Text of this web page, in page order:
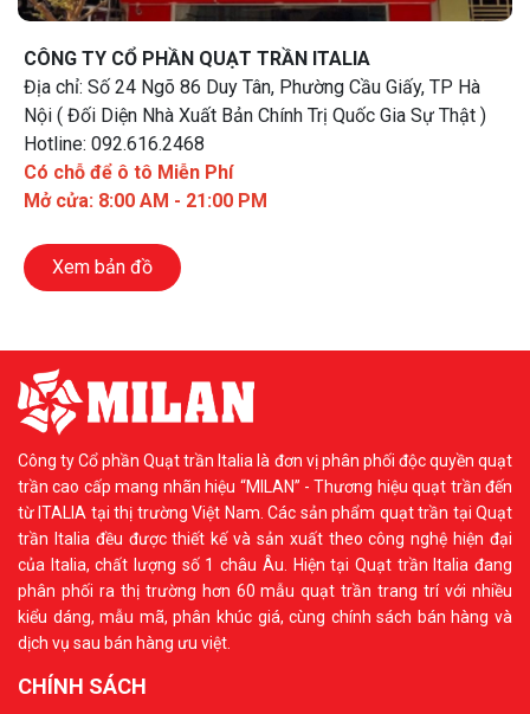
CÔNG TY CỔ PHẦN QUẠT TRẦN ITALIA
Địa chỉ: Số 24 Ngõ 86 Duy Tân, Phường Cầu Giấy, TP Hà
Nội ( Đối Diện Nhà Xuất Bản Chính Trị Quốc Gia Sự Thật )
Hotline: 092.616.2468
Có chỗ để ô tô Miễn Phí
Mở cửa: 8:00 AM - 21:00 PM
Xem bản đồ
Công ty Cổ phần Quạt trần Italia là đơn vị phân phối độc quyền quạt
trần cao cấp mang nhãn hiệu “MILAN” - Thương hiệu quạt trần đến
từ ITALIA tại thị trường Việt Nam. Các sản phẩm quạt trần tại Quạt
trần Italia đều được thiết kế và sản xuất theo công nghệ hiện đại
của Italia, chất lượng số 1 châu Âu. Hiện tại Quạt trần Italia đang
phân phối ra thị trường hơn 60 mẫu quạt trần trang trí với nhiều
kiểu dáng, mẫu mã, phân khúc giá, cùng chính sách bán hàng và
dịch vụ sau bán hàng ưu việt.
CHÍNH SÁCH